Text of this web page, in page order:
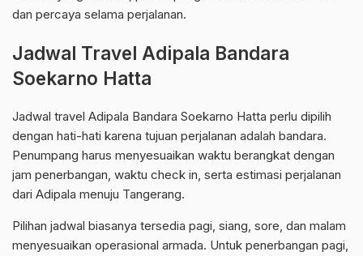
dan percaya selama perjalanan.
Jadwal Travel Adipala Bandara
Soekarno Hatta
Jadwal travel Adipala Bandara Soekarno Hatta perlu dipilih
dengan hati-hati karena tujuan perjalanan adalah bandara.
Penumpang harus menyesuaikan waktu berangkat dengan
jam penerbangan, waktu check in, serta estimasi perjalanan
dari Adipala menuju Tangerang.
Pilihan jadwal biasanya tersedia pagi, siang, sore, dan malam
menyesuaikan operasional armada. Untuk penerbangan pagi,